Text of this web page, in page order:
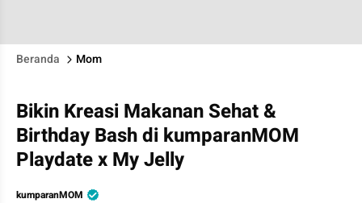
Beranda Mom
Bikin Kreasi Makanan Sehat &
Birthday Bash di kumparanMOM
Playdate x My Jelly
kumparanMOM